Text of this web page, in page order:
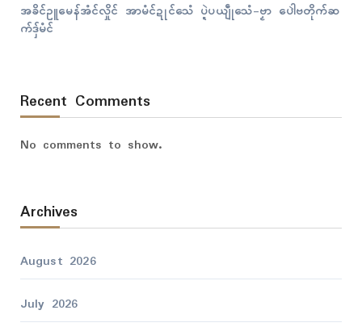
အခိၚ်ဥူမေန်အံၚ်လှိုၚ် အာမံၚ်ဍုၚ်သေံ ပ္ဍဲပယျဵုသေံ-ဗၟာ ပေါဲဗတိုက်ဆ
က်ဒှ်မံၚ်
Recent Comments
No comments to show.
Archives
August 2026
July 2026